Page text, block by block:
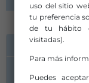
Compañía/
uso del sitio
tu preferencia
de tu hábito
visitadas).
Para más
Puedes